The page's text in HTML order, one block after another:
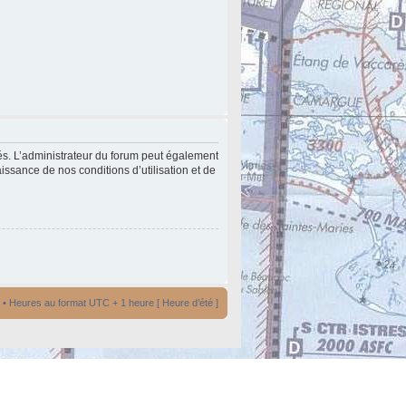
L’administrateur du forum peut également
de nos conditions d’utilisation et de
• Heures au format UTC + 1 heure [ Heure d’été ]